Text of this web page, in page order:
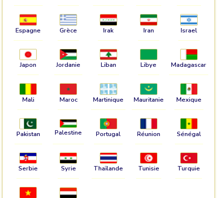
Espagne Grèce Irak Iran Israel
Japon Jordanie Liban Libye Madagascar
Mali Maroc Martinique Mauritanie Mexique
Pakistan Palestine Portugal Réunion Sénégal
Serbie Syrie Thaïlande Tunisie Turquie